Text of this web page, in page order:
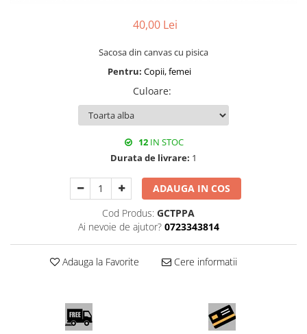
40,00 Lei
Sacosa din canvas cu pisica
Pentru: Copii, femei
Culoare:
12IN STOC
Durata de livrare: 1
ADAUGA IN COS
Cod Produs: GCTPPA
Ai nevoie de ajutor? 0723343814
Adauga la Favorite Cere informatii